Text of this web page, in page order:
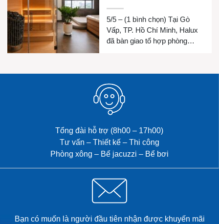
5/5 – (1 bình chọn) Tại Gò
Vấp, TP. Hồ Chí Minh, Halux
đã bàn giao tổ hợp phòng
đình chị Luyện. Công trình
được thiết kế đồng bộ nhằm
mang đến không gian thư giãn
riêng tư, chăm sóc sức khỏe
và […]
Tổng đài hỗ trợ (8h00 – 17h00)
Tư vấn – Thiết kế – Thi công
Phòng xông – Bể jacuzzi – Bể bơi
Bạn có muốn là người đầu tiên nhận được khuyến mãi